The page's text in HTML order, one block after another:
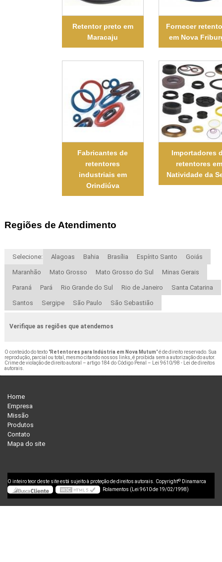
Retentor preto em
Maracaju
Fornecer
em Nova
Fabricantes de
retentores
industriais em
Orindiúva
Importadores
retentores
Natividade da
Regiões de Atendimento
Selecione: Alagoas Bahia Brasília Espírito Santo Goiás
Maranhão Mato Grosso Mato Grosso do Sul Minas Gerais
Paraná Pará Rio Grande do Sul Rio de Janeiro Santa Catarina
Santos Sergipe São Paulo São Sebastião
Verifique as regiões que atendemos
O conteúdo do texto "Retentores para Indústria em Nova Mutum" é de direito reservado. Sua
reprodução, parcial ou total, mesmo citando nossos links, é proibida sem a autorização do autor.
Crime de violação de direito autoral – artigo 184 do Código Penal – Lei 9610/98 - Lei de direitos
autorais.
Home
Empresa
Missão
Produtos
Contato
Mapa do site
O inteiro teor deste site está sujeito à proteção de direitos autorais. Copyright© Dinamarca
Rolamentos (Lei 9610 de 19/02/1998)